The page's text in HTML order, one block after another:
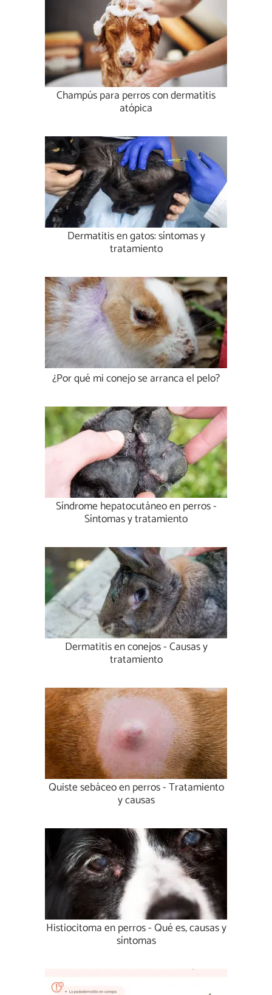
Champús para perros con dermatitis
atópica
Dermatitis en gatos: síntomas y
tratamiento
¿Por qué mi conejo se arranca el pelo?
Síndrome hepatocutáneo en perros -
Síntomas y tratamiento
Dermatitis en conejos - Causas y
tratamiento
Quiste sebáceo en perros - Tratamiento
y causas
Histiocitoma en perros - Qué es, causas y
síntomas